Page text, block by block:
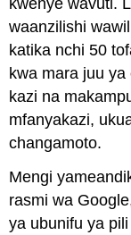
waanzilishi
katika nchi 50
kwa mara juu
kazi na
mfanyakazi,
changamoto.
Mengi
rasmi wa
ya ubunifu ya